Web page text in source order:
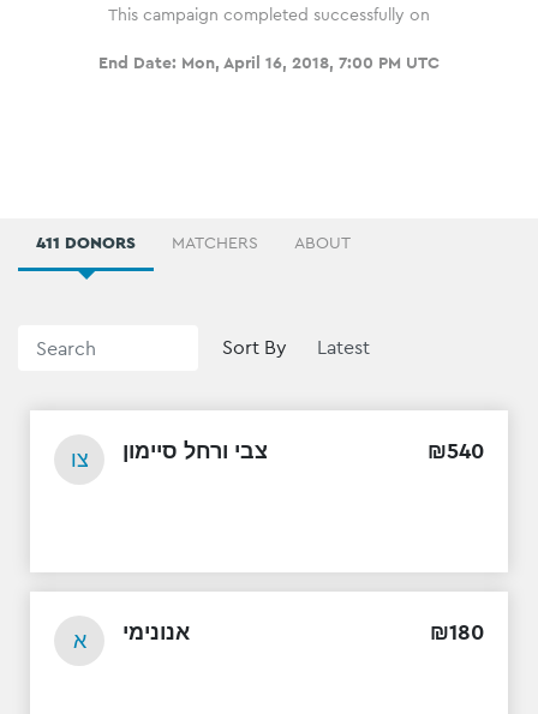
This campaign completed successfully on
End Date: Mon, April 16, 2018, 7:00 PM UTC
411 DONORS MATCHERS ABOUT
Sort By
צו צבי ורחל סיימון ₪540
א אנונימי ₪180